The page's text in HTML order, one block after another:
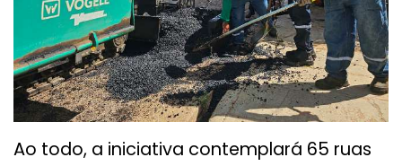
Ao todo, a iniciativa contemplará 65 ruas